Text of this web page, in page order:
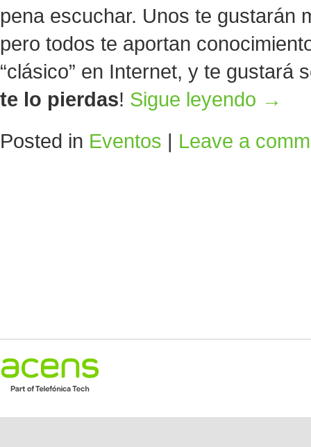
pena escuchar. Unos te gustarán
pero todos te aportan
“clásico” en Internet, y te gustará
te lo pierdas! Sigue leyendo →
Posted in Eventos | Leave a